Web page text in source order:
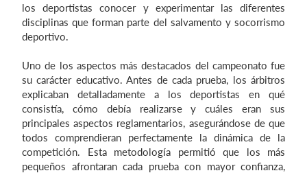
los deportistas conocer y experimentar las diferentes
disciplinas que forman parte del salvamento y socorrismo
deportivo.
Uno de los aspectos más destacados del campeonato fue
su carácter educativo. Antes de cada prueba, los árbitros
explicaban detalladamente a los deportistas en qué
consistía, cómo debía realizarse y cuáles eran sus
principales aspectos reglamentarios, asegurándose de que
todos comprendieran perfectamente la dinámica de la
competición. Esta metodología permitió que los más
pequeños afrontaran cada prueba con mayor confianza,